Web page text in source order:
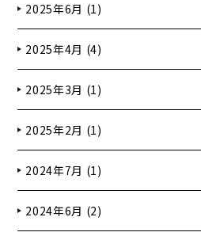
2025年6月 (1)
2025年4月 (4)
2025年3月 (1)
2025年2月 (1)
2024年7月 (1)
2024年6月 (2)